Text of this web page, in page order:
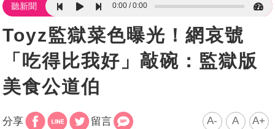
聽新聞 0:00 0:00
Toyz監獄菜色曝光！網哀號
「吃得比我好」敲碗：監獄版
美食公道伯
分享 留言 A- A A+